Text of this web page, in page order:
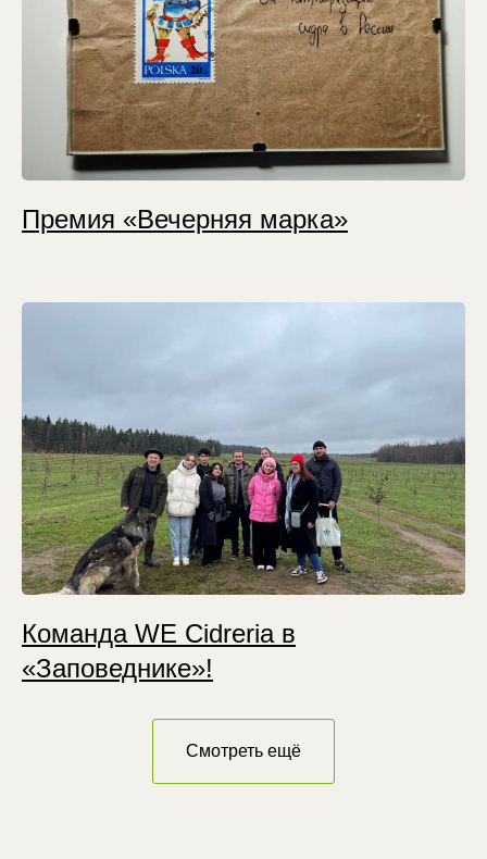
Премия «Вечерняя марка»
Команда WE Cidreria в
«Заповеднике»!
Смотреть ещё